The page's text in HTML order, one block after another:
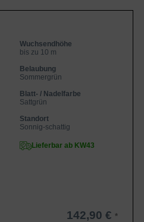
Wuchsendhöhe
bis zu 10 m
Belaubung
Sommergrün
Blatt- / Nadelfarbe
Sattgrün
Standort
Sonnig-schattig
Lieferbar ab KW43
142,90 €